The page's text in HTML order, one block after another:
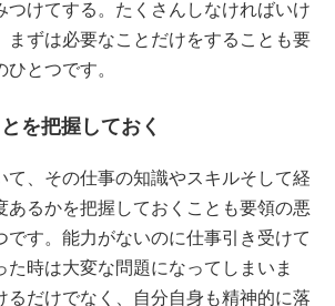
つけてする。たくさんしなければいけ
まずは必要なことだけをすることも要
とつです。
を把握しておく
て、その仕事の知識やスキルそして経
あるかを把握しておくことも要領の悪
です。能力がないのに仕事引き受けて
た時は大変な問題になってしまいま
るだけでなく、自分自身も精神的に落